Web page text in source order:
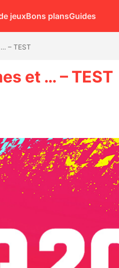
jeuxBons plansGuides
– TEST
et … – TEST